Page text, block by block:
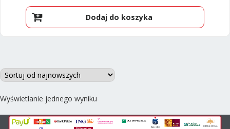
Dodaj do koszyka
Wyświetlanie jednego wyniku